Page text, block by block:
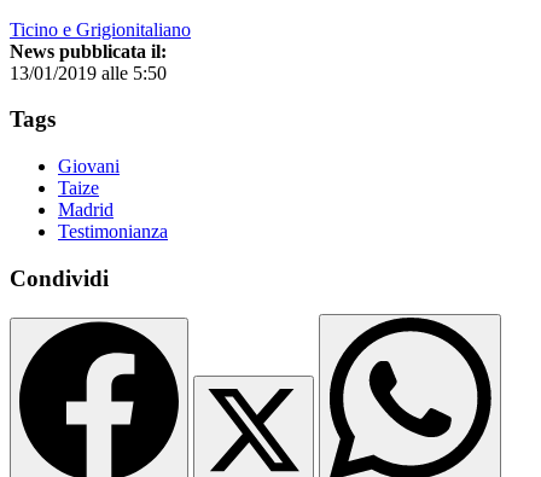
Ticino e Grigionitaliano
News pubblicata il:
13/01/2019 alle 5:50
Tags
Giovani
Taize
Madrid
Testimonianza
Condividi